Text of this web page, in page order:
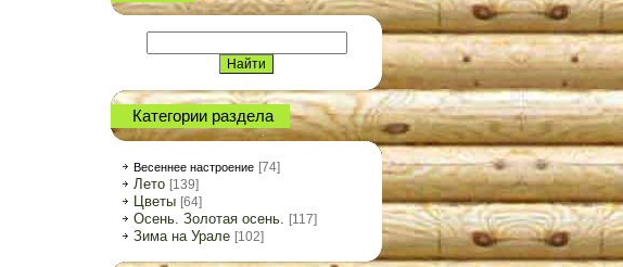
Категории раздела
Весеннее настроение [74]
Лето [139]
Цветы [64]
Осень. Золотая осень. [117]
Зима на Урале [102]